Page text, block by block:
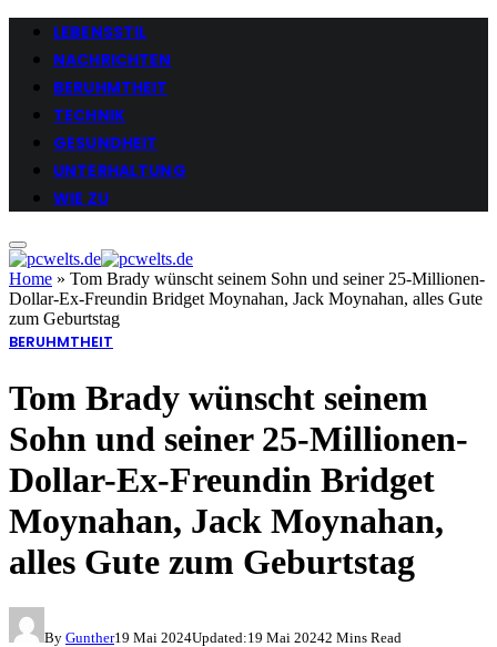
LEBENSSTIL
NACHRICHTEN
BERUHMTHEIT
TECHNIK
GESUNDHEIT
UNTERHALTUNG
WIE ZU
Home » Tom Brady wünscht seinem Sohn und seiner 25-Millionen-
Dollar-Ex-Freundin Bridget Moynahan, Jack Moynahan, alles Gute
zum Geburtstag
BERUHMTHEIT
Tom Brady wünscht seinem
Sohn und seiner 25-Millionen-
Dollar-Ex-Freundin Bridget
Moynahan, Jack Moynahan,
alles Gute zum Geburtstag
By Gunther19 Mai 2024Updated:19 Mai 20242 Mins Read